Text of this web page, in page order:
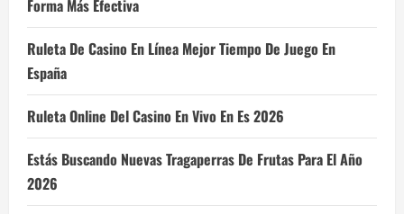
Forma Más Efectiva
Ruleta De Casino En Línea Mejor Tiempo De Juego En
España
Ruleta Online Del Casino En Vivo En Es 2026
Estás Buscando Nuevas Tragaperras De Frutas Para El Año
2026